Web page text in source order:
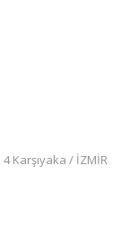
Karşıyaka / İZMİR